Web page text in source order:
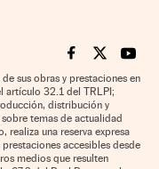
Cinco Días en
Cinco Días
Cinco
sus obras y prestaciones en
artículo 32.1 del TRLPI;
distribución y
temas de actualidad
realiza una reserva expresa
accesibles desde
medios que resulten